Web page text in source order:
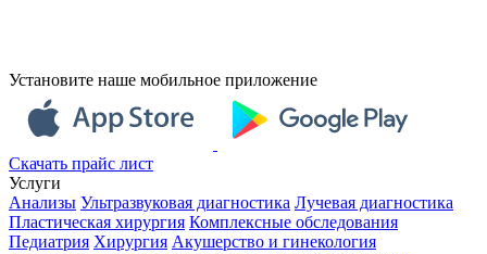
Установите наше мобильное приложение
Скачать прайс лист
Услуги
Анализы Ультразвуковая диагностика Лучевая диагностика
Пластическая хирургия Комплексные обследования
Педиатрия Хирургия Акушерство и гинекология